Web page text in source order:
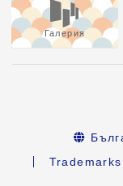
Галерия
Trademarks